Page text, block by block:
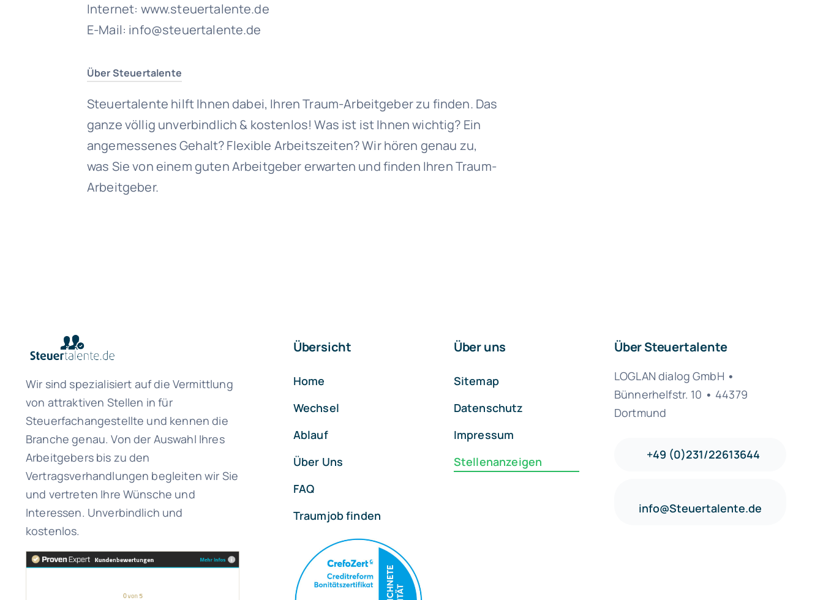
Internet: www.steuertalente.de
E-Mail: info@steuertalente.de
Über Steuertalente
Steuertalente hilft Ihnen dabei, Ihren Traum-Arbeitgeber zu finden. Das
ganze völlig unverbindlich & kostenlos! Was ist ist Ihnen wichtig? Ein
angemessenes Gehalt? Flexible Arbeitszeiten? Wir hören genau zu,
was Sie von einem guten Arbeitgeber erwarten und finden Ihren Traum-
Arbeitgeber.
Wir sind spezialisiert auf die Vermittlung
von attraktiven Stellen in für
Steuerfachangestellte und kennen die
Branche genau. Von der Auswahl Ihres
Arbeitgebers bis zu den
Vertragsverhandlungen begleiten wir Sie
und vertreten Ihre Wünsche und
Interessen. Unverbindlich und
kostenlos.
Übersicht
Home
Wechsel
Ablauf
Über Uns
FAQ
Traumjob finden
Über uns
Sitemap
Datenschutz
Impressum
Stellenanzeigen
Über Steuertalente
LOGLAN dialog GmbH •
Bünnerhelfstr. 10 • 44379
Dortmund
+49 (0)231/22613644
info@Steuertalente.de